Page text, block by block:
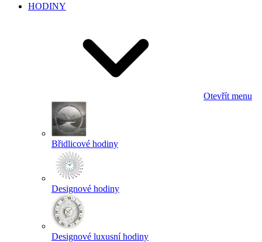
HODINY
Otevřít menu
Břidlicové hodiny
Designové hodiny
Designové luxusní hodiny